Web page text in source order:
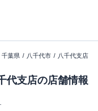
千葉県 八千代市 八千代支店
代支店の店舗情報